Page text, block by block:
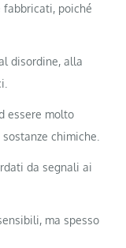
poiché
disordine, alla
essere molto
chimiche.
da segnali ai
ma spesso